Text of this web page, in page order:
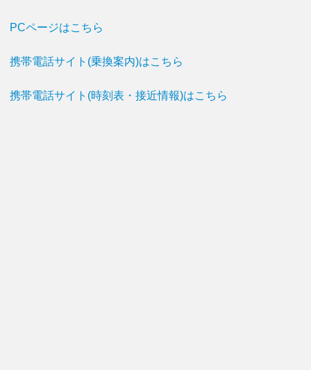
PCページはこちら
携帯電話サイト(乗換案内)はこちら
携帯電話サイト(時刻表・接近情報)はこちら